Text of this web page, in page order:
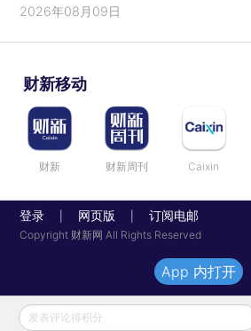
2026年08月09日
财新移动
财新 财新周刊 Caixin
登录 网页版 订阅电邮
Copyright 财新网 All Rights Reserved
发表评论得积分
App 内打开